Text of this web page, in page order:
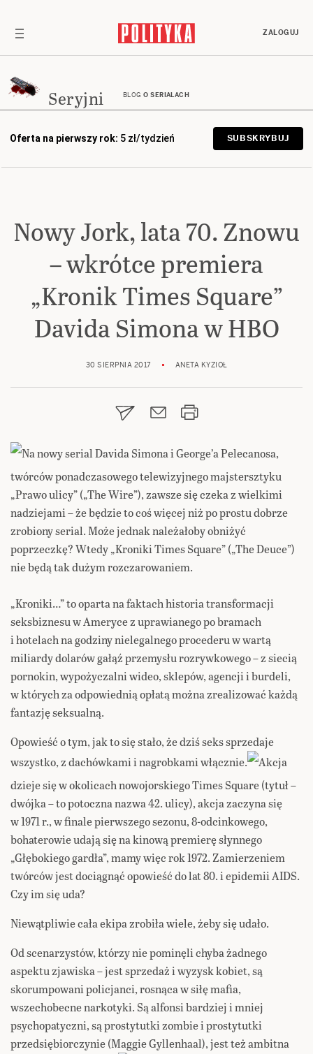
ZALOGUJ
Seryjni BLOG O SERIALACH
Oferta na pierwszy rok: 5 zł/tydzień SUBSKRYBUJ
Nowy Jork, lata 70. Znowu
– wkrótce premiera
„Kronik Times Square”
Davida Simona w HBO
30 SIERPNIA 2017 ANETA KYZIOŁ
Na nowy serial Davida Simona i George’a Pelecanosa,
twórców ponadczasowego telewizyjnego majstersztyku
„Prawo ulicy” („The Wire”), zawsze się czeka z wielkimi
nadziejami – że będzie to coś więcej niż po prostu dobrze
zrobiony serial. Może jednak należałoby obniżyć
poprzeczkę? Wtedy „Kroniki Times Square” („The Deuce”)
nie będą tak dużym rozczarowaniem.
„Kroniki…” to oparta na faktach historia transformacji
seksbiznesu w Ameryce z uprawianego po bramach
i hotelach na godziny nielegalnego procederu w wartą
miliardy dolarów gałąź przemysłu rozrywkowego – z siecią
pornokin, wypożyczalni wideo, sklepów, agencji i burdeli,
w których za odpowiednią opłatą można zrealizować każdą
fantazję seksualną.
Opowieść o tym, jak to się stało, że dziś seks sprzedaje
wszystko, z dachówkami i nagrobkami włącznie.
Akcja
dzieje się w okolicach nowojorskiego Times Square (tytuł –
dwójka – to potoczna nazwa 42. ulicy), akcja zaczyna się
w 1971 r., w finale pierwszego sezonu, 8-odcinkowego,
bohaterowie udają się na kinową premierę słynnego
„Głębokiego gardła”, mamy więc rok 1972. Zamierzeniem
twórców jest dociągnąć opowieść do lat 80. i epidemii AIDS.
Czy im się uda?
Niewątpliwie cała ekipa zrobiła wiele, żeby się udało.
Od scenarzystów, którzy nie pominęli chyba żadnego
aspektu zjawiska – jest sprzedaż i wyzysk kobiet, są
skorumpowani policjanci, rosnąca w siłę mafia,
wszechobecne narkotyki. Są alfonsi bardziej i mniej
psychopatyczni, są prostytutki zombie i prostytutki
przedsiębiorczynie (Maggie Gyllenhaal), jest też ambitna